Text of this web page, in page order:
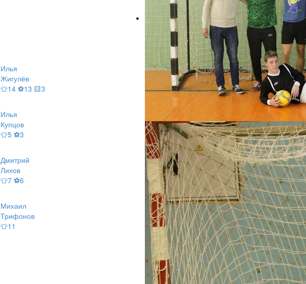
Илья
Жигулёв
👕14 ⚽13 🟨3
Илья
Купцов
👕5 ⚽3
Дмитрий
Лихов
👕7 ⚽6
Михаил
Трифонов
👕11